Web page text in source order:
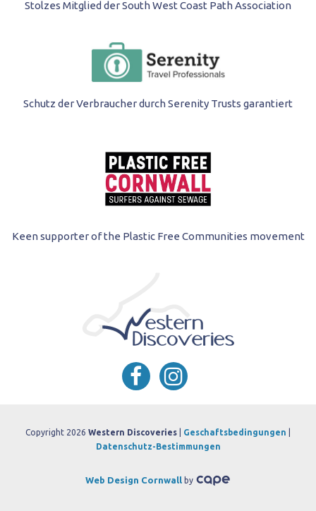
Stolzes Mitglied der South West Coast Path Association
Schutz der Verbraucher durch Serenity Trusts garantiert
Keen supporter of the Plastic Free Communities movement
Copyright 2026 Western Discoveries Geschaftsbedingungen
Datenschutz-Bestimmungen
Web Design Cornwall by